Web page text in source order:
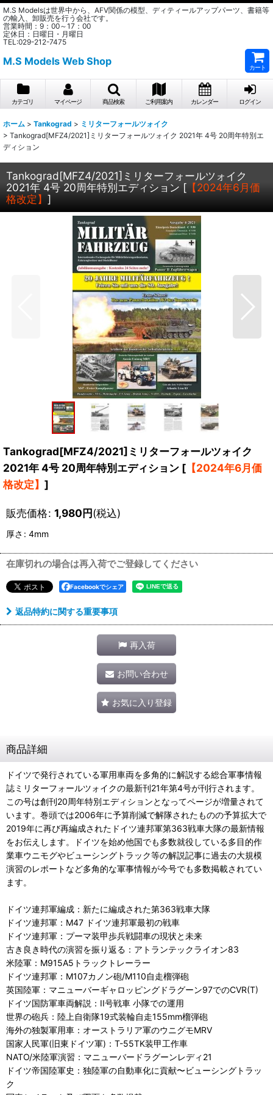
M.S Modelsは世界中から、AFV関係の模型、ディティールアップパーツ、書籍等
の輸入、卸販売を行う会社です。
営業時間：9：00～17：00
定休日：日曜日・月曜日
TEL:029-212-7475
M.S Models Web Shop
カート
カテゴリ マイページ 商品検索 ご利用案内 カレンダー ログイン
ホーム > Tankograd > ミリターフォールツォイク
> Tankograd[MFZ4/2021]ミリターフォールツォイク 2021年 4号 20周年特別エ
ディション
Tankograd[MFZ4/2021]ミリターフォールツォイク
2021年 4号 20周年特別エディション [ 【2024年6月価
格改定】 ]
Tankograd[MFZ4/2021]ミリターフォールツォイク
2021年 4号 20周年特別エディション [ 【2024年6月価
格改定】 ]
販売価格: 1,980円(税込)
厚さ : 4mm
在庫切れの場合は再入荷でご登録してください
Facebookでシェア
返品特約に関する重要事項
再入荷
お問い合わせ
お気に入り登録
商品詳細
ドイツで発行されている軍用車両を多角的に解説する総合軍事情報
誌ミリターフォールツォイクの最新刊21年第4号が刊行されます。
この号は創刊20周年特別エディションとなってページが増量されて
います。巻頭では2006年に予算削減で解隊されたものの予算拡大で
2019年に再び再編成されたドイツ連邦軍第363戦車大隊の最新情報
をお伝えします。ドイツを始め他国でも多数就役している多目的作
業車ウニモグやビューシングトラック等の解説記事に過去の大規模
演習のレポートなど多角的な軍事情報が今号でも多数掲載されてい
ます。
ドイツ連邦軍編成：新たに編成された第363戦車大隊
ドイツ連邦軍：M47 ドイツ連邦軍最初の戦車
ドイツ連邦軍：プーマ装甲歩兵戦闘車の現状と未来
古き良き時代の演習を振り返る：アトランテックライオン83
米陸軍：M915A5トラックトレーラー
ドイツ連邦軍：M107カノン砲/M110自走榴弾砲
英国陸軍：マニューバーギャロッピングドラグーン97でのCVR(T)
ドイツ国防軍車両解説：II号戦車 小隊での運用
世界の砲兵：陸上自衛隊19式装輪自走155mm榴弾砲
海外の独製軍用車：オーストラリア軍のウニグモMRV
国家人民軍(旧東ドイツ軍)：T-55TK装甲工作車
NATO/米陸軍演習：マニューバードラグーンレディ21
ドイツ帝国陸軍史：独陸軍の自動車化に貢献〜ビューシングトラッ
ク